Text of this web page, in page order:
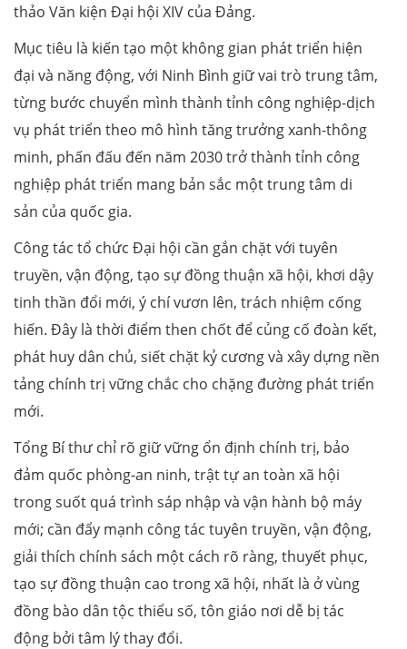
thảo Văn kiện Đại hội XIV của Đảng.
Mục tiêu là kiến tạo một không gian phát triển hiện
đại và năng động, với Ninh Bình giữ vai trò trung tâm,
từng bước chuyển mình thành tỉnh công nghiệp-dịch
vụ phát triển theo mô hình tăng trưởng xanh-thông
minh, phấn đấu đến năm 2030 trở thành tỉnh công
nghiệp phát triển mang bản sắc một trung tâm di
sản của quốc gia.
Công tác tổ chức Đại hội cần gắn chặt với tuyên
truyền, vận động, tạo sự đồng thuận xã hội, khơi dậy
tinh thần đổi mới, ý chí vươn lên, trách nhiệm cống
hiến. Đây là thời điểm then chốt để củng cố đoàn kết,
phát huy dân chủ, siết chặt kỷ cương và xây dựng nền
tảng chính trị vững chắc cho chặng đường phát triển
mới.
Tổng Bí thư chỉ rõ giữ vững ổn định chính trị, bảo
đảm quốc phòng-an ninh, trật tự an toàn xã hội
trong suốt quá trình sáp nhập và vận hành bộ máy
mới; cần đẩy mạnh công tác tuyên truyền, vận động,
giải thích chính sách một cách rõ ràng, thuyết phục,
tạo sự đồng thuận cao trong xã hội, nhất là ở vùng
đồng bào dân tộc thiểu số, tôn giáo nơi dễ bị tác
động bởi tâm lý thay đổi.